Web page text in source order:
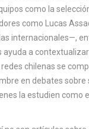
como la
como Lucas
internacionales—,
a contextualizar
redes chilenas se
en debates sobre
la estudien como